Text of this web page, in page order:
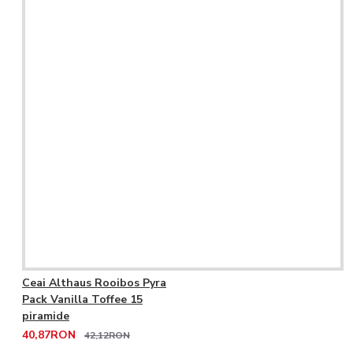
Ceai Althaus Rooibos Pyra
Pack Vanilla Toffee 15
piramide
40,87RON
42,12RON